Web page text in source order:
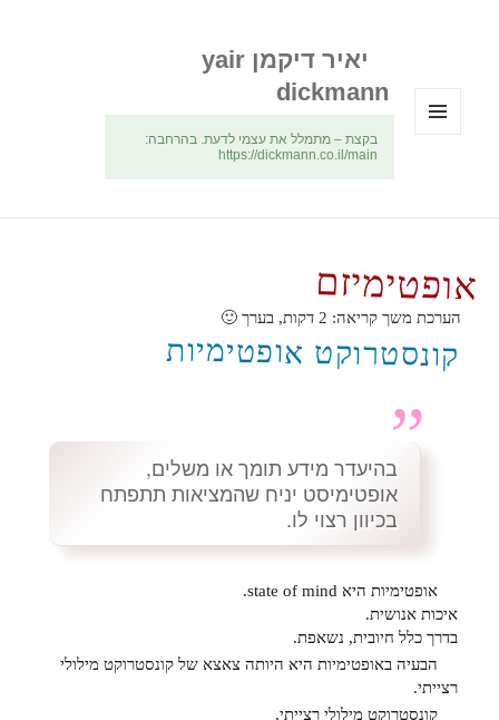
יאיר דיקמן yair
dickmann
בקצת – מתמלל את עצמי לדעת. בהרחבה:
https://dickmann.co.il/main
אופטימיזם
הערכת משך קריאה: 2 דקות, בערך 🙂
קונסטרוקט אופטימיות
בהיעדר מידע תומך או משלים,
אופטימיסט יניח שהמציאות תתפתח
בכיוון רצוי לו.
אופטימיות היא state of mind.
איכות אנושית.
בדרך כלל חיובית, נשאפת.
הבעיה באופטימיות היא היותה צאצא של קונסטרוקט מילולי
רצייתי.
קונסטרוקט מילולי רצייתי,